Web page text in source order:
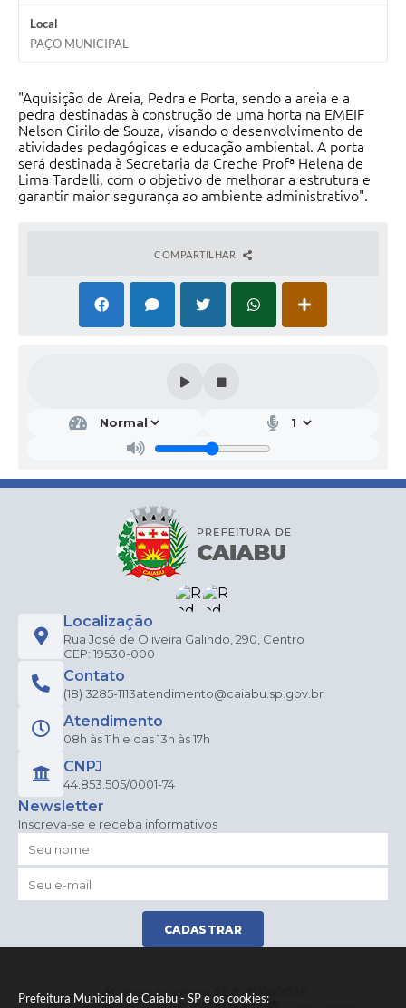
Prefeitura Municipal de Caiabu - SP e os cookies:
Local
PAÇO MUNICIPAL
"Aquisição de Areia, Pedra e Porta, sendo a areia e a
pedra destinadas à construção de uma horta na EMEIF
Nelson Cirilo de Souza, visando o desenvolvimento de
atividades pedagógicas e educação ambiental. A porta
será destinada à Secretaria da Creche Profª Helena de
Lima Tardelli, com o objetivo de melhorar a estrutura e
garantir maior segurança ao ambiente administrativo".
COMPARTILHAR
Localização
Rua José de Oliveira Galindo, 290, Centro
CEP: 19530-000
Contato
(18) 3285-1113atendimento@caiabu.sp.gov.br
Atendimento
08h às 11h e das 13h às 17h
CNPJ
44.853.505/0001-74
Newsletter
Inscreva-se e receba informativos
CADASTRAR
Versão do Sistema:
3.5.3 - 19/06/2026